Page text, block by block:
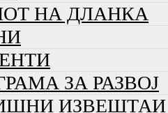
НА ДЛАНКА
ЗА РАЗВОЈ
ИЗВЕШТАИ